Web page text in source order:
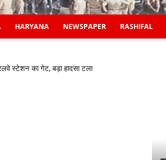
HARYANA NEWSPAPER RASHIFAL
स्टेशन का गेट, बड़ा हादसा टला